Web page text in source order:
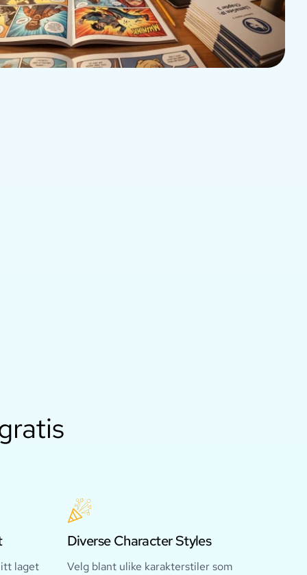
laget
Diverse Character Styles
Velg blant ulike karakterstiler som